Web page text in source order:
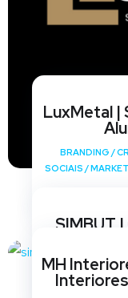
LuxMetal |
BRANDING /
SOCIAIS /
SIMBUT
SOCIAIS /
MH